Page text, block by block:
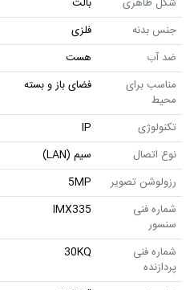
جنس بدنه
فلزی
ضد آب
هست
مناسب برای
محیط
فضای باز و بسته
تکنولوژی
IP
نوع اتصال
سیم (LAN)
رزولوشن تصویر
5MP
شماره فنی
سنسور
IMX335
شماره فنی
پردازنده
30KQ